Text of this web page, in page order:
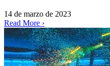
14 de marzo de 2023
Read More ›